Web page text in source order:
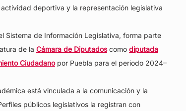
deportiva y la representación legislativa
Sistema de Información Legislativa, forma parte
de la Cámara de Diputadoscomo diputada
Ciudadanopor Puebla para el periodo 2024–
está vinculada a la comunicación y la
públicos legislativos la registran con